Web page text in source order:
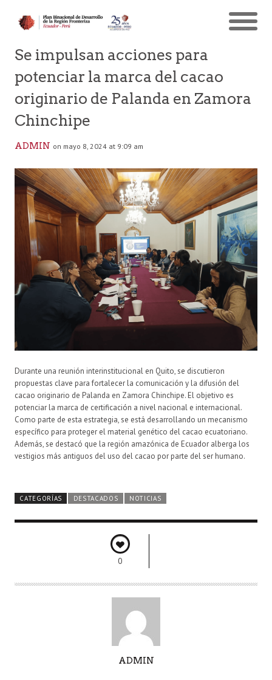
Se impulsan acciones para
potenciar la marca del cacao
originario de Palanda en Zamora
Chinchipe
ADMIN on mayo 8, 2024 at 9:09 am
Durante una reunión interinstitucional en Quito, se discutieron
propuestas clave para fortalecer la comunicación y la difusión del
cacao originario de Palanda en Zamora Chinchipe. El objetivo es
potenciar la marca de certificación a nivel nacional e internacional.
Como parte de esta estrategia, se está desarrollando un mecanismo
específico para proteger el material genético del cacao ecuatoriano.
Además, se destacó que la región amazónica de Ecuador alberga los
vestigios más antiguos del uso del cacao por parte del ser humano.
CATEGORÍAS DESTACADOS NOTICIAS
0
ADMIN